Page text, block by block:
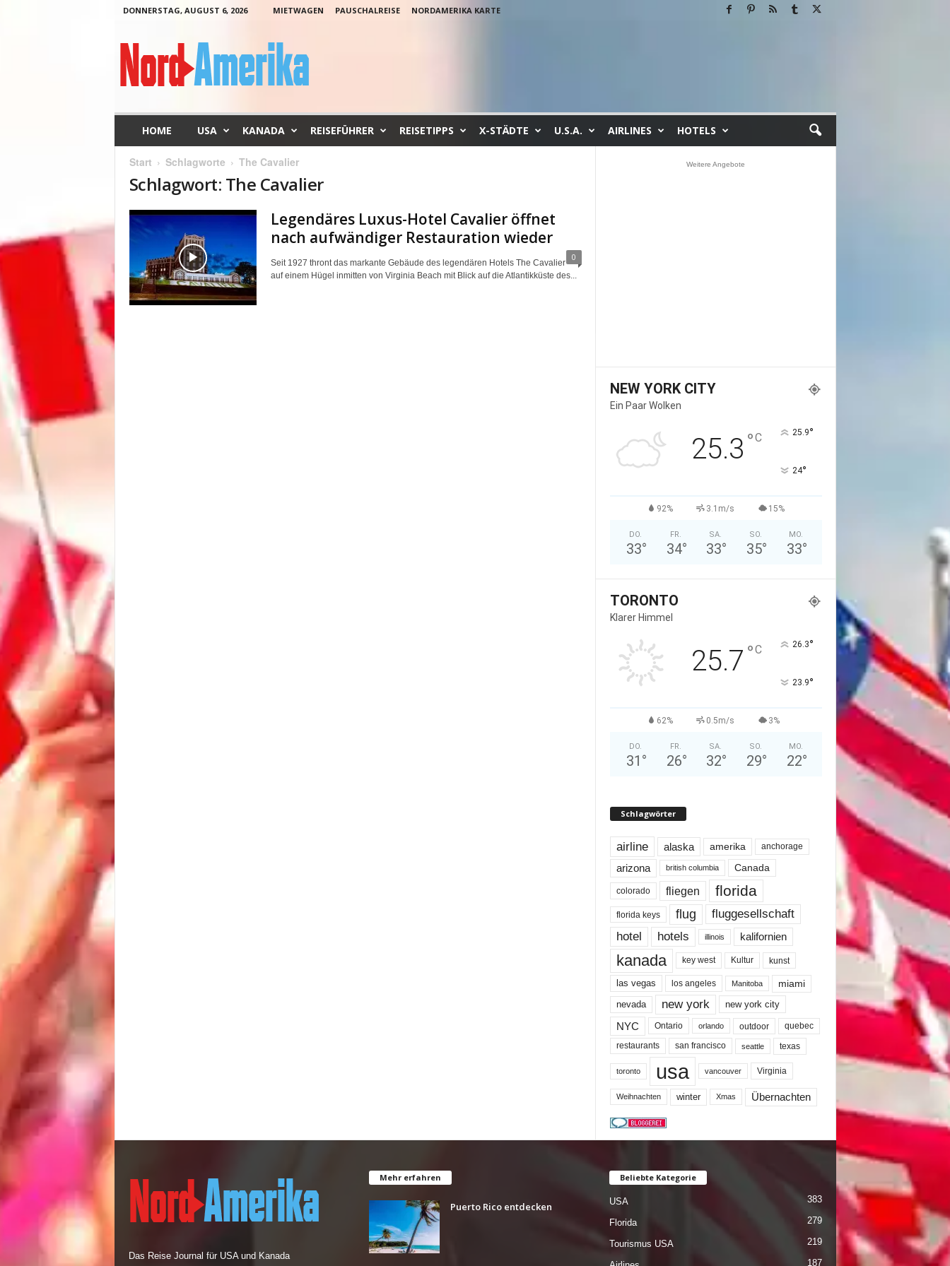
DONNERSTAG, AUGUST 6, 2026 MIETWAGEN PAUSCHALREISE NORDAMERIKA KARTE
HOME USA KANADA REISEFÜHRER REISETIPPS X-STÄDTE U.S.A. AIRLINES HOTELS
Start Schlagworte The Cavalier
Schlagwort: The Cavalier
Legendäres Luxus-Hotel Cavalier öffnet
nach aufwändiger Restauration wieder
0
Seit 1927 thront das markante Gebäude des legendären Hotels The Cavalier
auf einem Hügel inmitten von Virginia Beach mit Blick auf die Atlantikküste des...
Weitere Angebote
NEW YORK CITY
Ein Paar Wolken
25.3 °C 25.9°
24°
92% 3.1m/s 15%
DO.
33°
FR.
34°
SA.
33°
SO.
35°
MO.
33°
TORONTO
Klarer Himmel
25.7 °C 26.3°
23.9°
62% 0.5m/s 3%
DO.
31 °
FR.
26°
SA.
32°
SO.
29°
MO.
22°
Schlagwörter
airline alaska amerika anchorage
arizona british columbia Canada
colorado fliegen florida
florida keys flug
fluggesellschaft
hotel
hotels illinois kalifornien
kanada key west Kultur kunst
las vegas los angeles Manitoba miami
nevada new york new york city
NYC Ontario orlando outdoor quebec
restaurants san francisco seattle texas
toronto usa vancouver Virginia
Weihnachten winter Xmas Übernachten
Das Reise Journal für USA und Kanada
Mehr erfahren
Puerto Rico entdecken
Beliebte Kategorie
USA 383
Florida 279
Tourismus USA 219
187